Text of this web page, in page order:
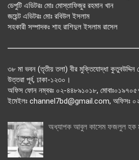
ডেপুটি এডিটরঃ মোঃ মোস্তাফিজুর রহমান খান
জয়েন্ট এডিটরঃ মোঃ রবিউল ইসলাম
সহকারী সম্পাদকঃ শাহ রাশিদুল ইসলাম রাসেল
৩৮ মা ভবন (তৃতীয় তলা) বীর মুক্তিযোদ্ধা কুতুবউদ্দিন
উত্তরা পূর্ব, ঢাকা-১২৩০।
অফিস ফোন নম্বরঃ ০২-৪৪৮৯১০১৮,
ইমেইলঃ channel7bd@gmail.com, অফিসঃ
অধ্যাপক আবুল কাসেম ফজলুল হক